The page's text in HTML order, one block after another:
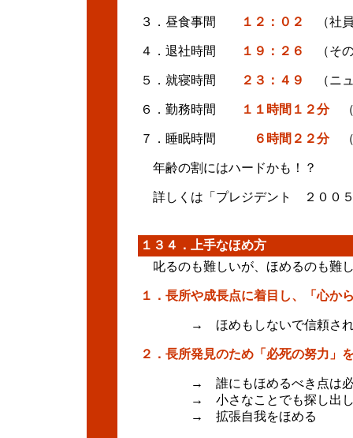
３．昼食事間 １２：０２ （社員
４．退社時間 １９：２６ （その
５．就寝時間 ２３：４９ （ニュ
６．勤務時間 １１時間１２分（
７．睡眠時間 ６時間２２分（
年齢の割にはハードかも！？
詳しくは「プレジデント ２００
１３４．上手なほめ方
叱るのも難しいが、ほめるのも難
１．長所や成長点に着目し、「心か
→ ほめもしないで信頼され
２．長所発見のため「必死の努力」
→ 誰にもほめるべき点は必
→ 小さなことでも探し出し
→ 拡張自我をほめる